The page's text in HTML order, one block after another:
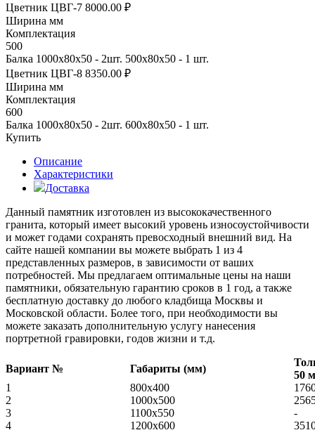
Цветник ЦВГ-7 8000.00 ₽
Ширина мм
Комплектация
500
Балка 1000х80х50 - 2шт. 500х80х50 - 1 шт.
Цветник ЦВГ-8 8350.00 ₽
Ширина мм
Комплектация
600
Балка 1000х80х50 - 2шт. 600х80х50 - 1 шт.
Купить
Описание
Характеристики
Доставка
Данный памятник изготовлен из высококачественного
гранита, который имеет высокий уровень износоустойчивости
и может годами сохранять превосходный внешний вид. На
сайте нашей компании вы можете выбрать 1 из 4
представленных размеров, в зависимости от ваших
потребностей. Мы предлагаем оптимальные цены на наши
памятники, обязательную гарантию сроков в 1 год, а также
бесплатную доставку до любого кладбища Москвы и
Московской области. Более того, при необходимости вы
можете заказать дополнительную услугу нанесения
портретной гравировки, годов жизни и т.д.
Вариант № Габариты (мм)
50
1
800x400
2
1000х500
3
1100х550
-
4
1200х600